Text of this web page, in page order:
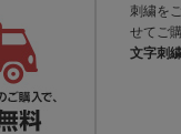
刺繍を
せてご
文字刺